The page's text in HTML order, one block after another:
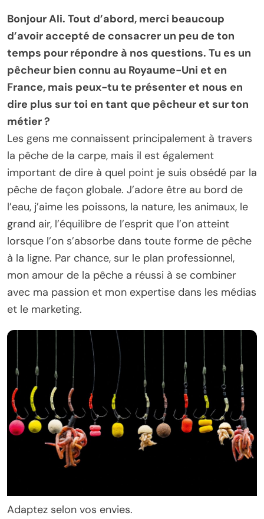
Bonjour Ali. Tout d’abord, merci beaucoup
d’avoir accepté de consacrer un peu de ton
temps pour répondre à nos questions. Tu es un
pêcheur bien connu au Royaume-Uni et en
France, mais peux-tu te présenter et nous en
dire plus sur toi en tant que pêcheur et sur ton
métier ?
Les gens me connaissent principalement à travers
la pêche de la carpe, mais il est également
important de dire à quel point je suis obsédé par la
pêche de façon globale. J’adore être au bord de
l’eau, j’aime les poissons, la nature, les animaux, le
grand air, l’équilibre de l’esprit que l’on atteint
lorsque l’on s’absorbe dans toute forme de pêche
à la ligne. Par chance, sur le plan professionnel,
mon amour de la pêche a réussi à se combiner
avec ma passion et mon expertise dans les médias
et le marketing.
Adaptez selon vos envies.